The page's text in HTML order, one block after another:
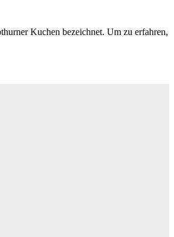
Kuchen bezeichnet. Um zu erfahren,